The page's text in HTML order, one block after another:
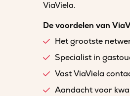
ViaViela.
De voordelen van
Het grootste
Specialist in
Vast ViaViela
Aandacht voor